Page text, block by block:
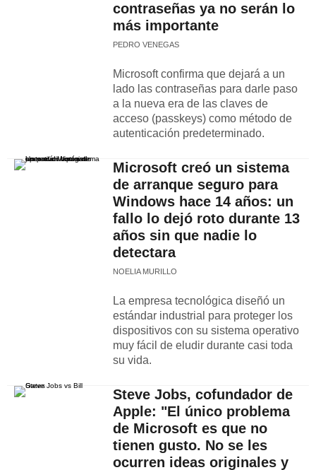
contraseñas ya no serán lo
más importante
PEDRO VENEGAS
Microsoft confirma que dejará a un
lado las contraseñas para darle paso
a la nueva era de las claves de
acceso (passkeys) como método de
autenticación predeterminado.
Microsoft creó un sistema
de arranque seguro para
Windows hace 14 años: un
fallo lo dejó roto durante 13
años sin que nadie lo
detectara
NOELIA MURILLO
La empresa tecnológica diseñó un
estándar industrial para proteger los
dispositivos con su sistema operativo
muy fácil de eludir durante casi toda
su vida.
Steve Jobs, cofundador de
Apple: "El único problema
de Microsoft es que no
tienen gusto. No se les
ocurren ideas originales y